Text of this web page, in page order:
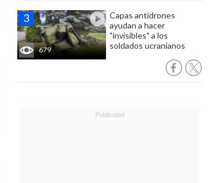
679
Capas antidrones
ayudan a hacer
"invisibles" a los
soldados ucranianos